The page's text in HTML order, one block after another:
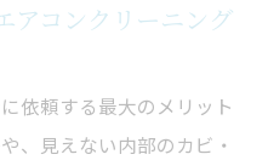
アコンクリーニング
依頼する最大のメリット
、見えない内部のカビ・